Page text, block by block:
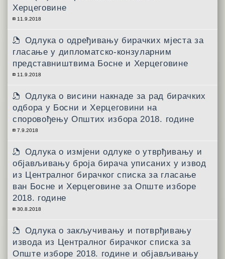
Херцеговине
11.9.2018
Одлука о одређивању бирачких мјеста за
гласање у дипломатско-конзуларним
представништвима Босне и Херцеговине
11.9.2018
Одлука о висини накнаде за рад бирачких
одбора у Босни и Херцеговини на
споровођењу Општих избора 2018. године
7.9.2018
Одлука о измјени одлуке о утврђивању и
објављивању броја бирача уписаних у извод
из Централног бирачког списка за гласање
ван Босне и Херцеговине за Опште изборе
2018. године
30.8.2018
Одлука о закључивању и потврђивању
извода из Централног бирачког списка за
Опште изборе 2018. године и објављивању